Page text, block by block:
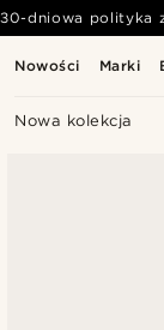
Nowości Marki
Nowa kolekcja
30-dniowa polityka